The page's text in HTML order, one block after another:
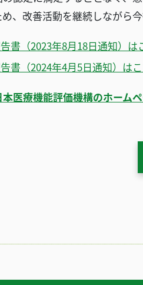
、改善活動を継続しながら
書（2023年8月18日通知）は
書（2024年4月5日通知）は
医療機能評価機構のホーム